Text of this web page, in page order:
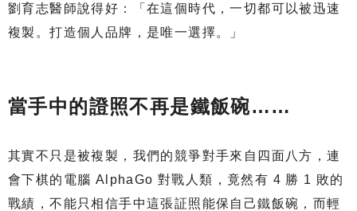
劉育志醫師說得好：「在這個時代，一切都可以被迅速
複製。打造個人品牌，是唯一選擇。」
當手中的證照不再是鐵飯碗……
其實不只是被複製，我們的競爭對手來自四面八方，連
會下棋的電腦 AlphaGo 對戰人類，竟然有 4 勝 1 敗的
戰績，不能只相信手中這張証照能保自己鐵飯碗，而輕